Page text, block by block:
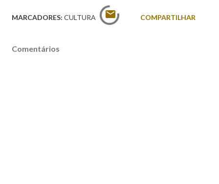
MARCADORES: CULTURA COMPARTILHAR
Comentários